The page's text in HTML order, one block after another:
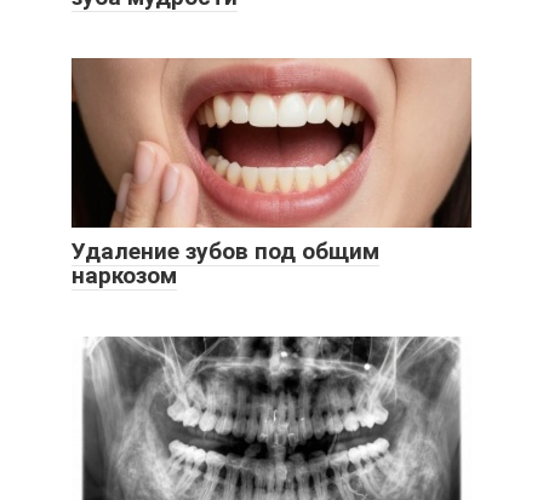
Удаление зубов под общим
наркозом